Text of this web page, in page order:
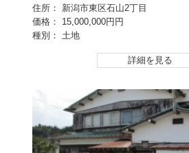
住所： 新潟市東区石山2丁目
価格： 15,000,000円円
種別： 土地
詳細を見る